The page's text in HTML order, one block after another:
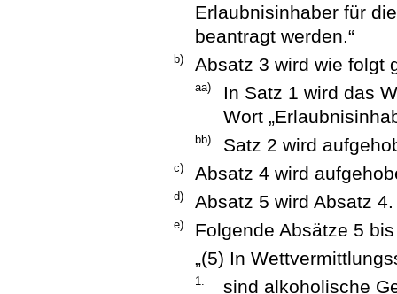
Erlaubnisinhaber für
beantragt werden.“
b) Absatz 3 wird wie folgt
aa)
In Satz 1 wird das
Wort
bb) Satz 2 wird
c) Absatz 4 wird
d) Absatz 5 wird Absatz 4.
e)
Folgende Absätze 5
„(5) In
1. sind alkoholische